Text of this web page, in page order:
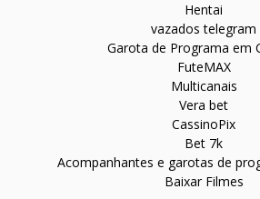
Hentai
vazados telegram
Garota de Programa em
FuteMAX
Multicanais
Vera bet
CassinoPix
Bet 7k
Acompanhantes e garotas de
Baixar Filmes